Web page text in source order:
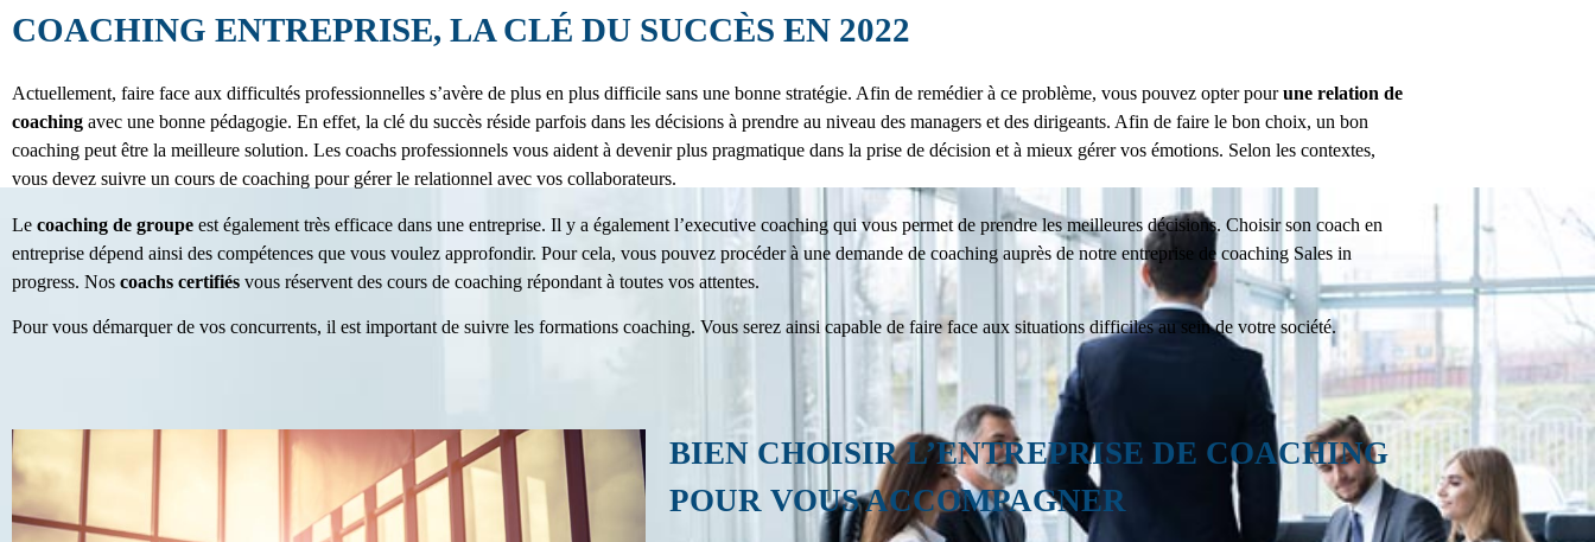
COACHING ENTREPRISE, LA CLÉ DU SUCCÈS EN 2022
Actuellement, faire face aux difficultés professionnelles s’avère de plus en plus difficile sans une bonne stratégie. Afin de remédier à ce problème, vous pouvez opter pourune relation de
coaching avec une bonne pédagogie. En effet, la clé du succès réside parfois dans les décisions à prendre au niveau des managers et des dirigeants. Afin de faire le bon choix, un bon
coaching peut être la meilleure solution. Les coachs professionnels vous aident à devenir plus pragmatique dans la prise de décision et à mieux gérer vos émotions. Selon les contextes,
vous devez suivre un cours de coaching pour gérer le relationnel avec vos collaborateurs.
Le coaching de groupe est également très efficace dans une entreprise. Il y a également l’executive coaching qui vous permet de prendre les meilleures décisions. Choisir son coach en
entreprise dépend ainsi des compétences que vous voulez approfondir. Pour cela, vous pouvez procéder à une demande de coaching auprès de notre entreprise de coaching Sales in
progress. Nos coachs certifiés vous réservent des cours de coaching répondant à toutes vos attentes.
Pour vous démarquer de vos concurrents, il est important de suivre les formations coaching. Vous serez ainsi capable de faire face aux situations difficiles au sein de votre société.
BIEN CHOISIR L’ENTREPRISE DE COACHING
POUR VOUS ACCOMPAGNER